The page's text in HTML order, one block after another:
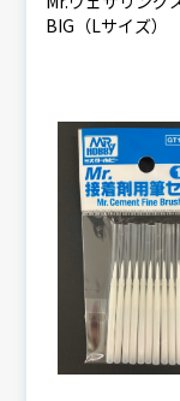
BIG（Lサイズ）